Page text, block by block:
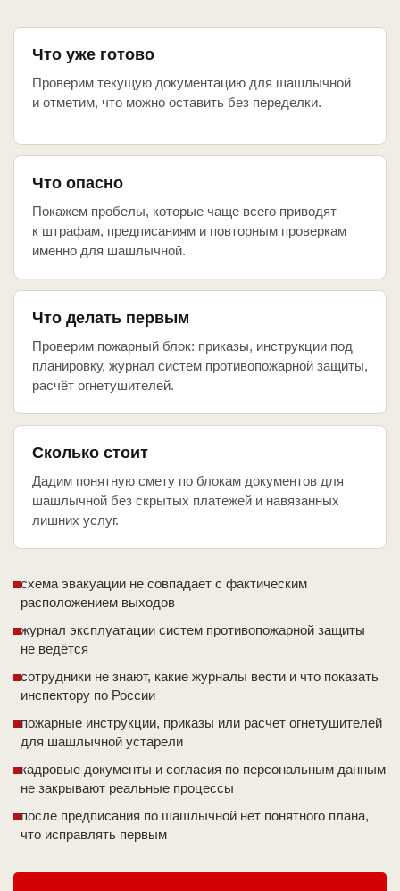
Что уже готово
Проверим текущую документацию для шашлычной
и отметим, что можно оставить без переделки.
Что опасно
Покажем пробелы, которые чаще всего приводят
к штрафам, предписаниям и повторным проверкам
именно для шашлычной.
Что делать первым
Проверим пожарный блок: приказы, инструкции под
планировку, журнал систем противопожарной защиты,
расчёт огнетушителей.
Сколько стоит
Дадим понятную смету по блокам документов для
шашлычной без скрытых платежей и навязанных
лишних услуг.
схема эвакуации не совпадает с фактическим
расположением выходов
журнал эксплуатации систем противопожарной защиты
не ведётся
сотрудники не знают, какие журналы вести и что показать
инспектору по России
пожарные инструкции, приказы или расчет огнетушителей
для шашлычной устарели
кадровые документы и согласия по персональным данным
не закрывают реальные процессы
после предписания по шашлычной нет понятного плана,
что исправлять первым